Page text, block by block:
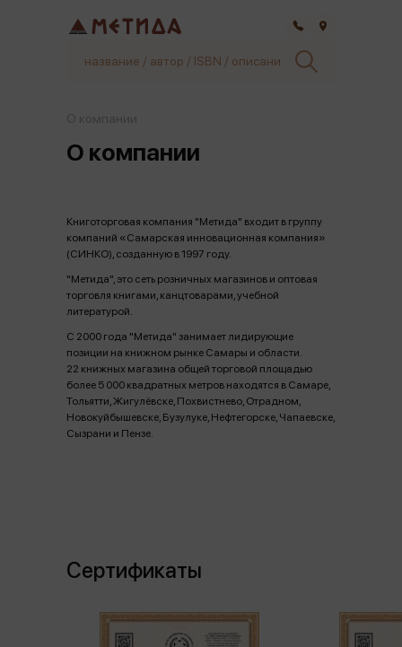
О компании
Книготорговая компания "Метида" входит в группу
компаний «Самарская инновационная компания»
(СИНКО), созданную в 1997 году.
"Метида", это сеть розничных магазинов и оптовая
торговля книгами, канцтоварами, учебной
литературой.
С 2000 года "Метида" занимает лидирующие
позиции на книжном рынке Самары и области.
22 книжных магазина общей торговой площадью
более 5 000 квадратных метров находятся в Самаре,
Тольятти, Жигулёвске, Похвистнево, Отрадном,
Новокуйбышевске, Бузулуке, Нефтегорске, Чапаевске,
Сызрани и Пензе.
Сертификаты